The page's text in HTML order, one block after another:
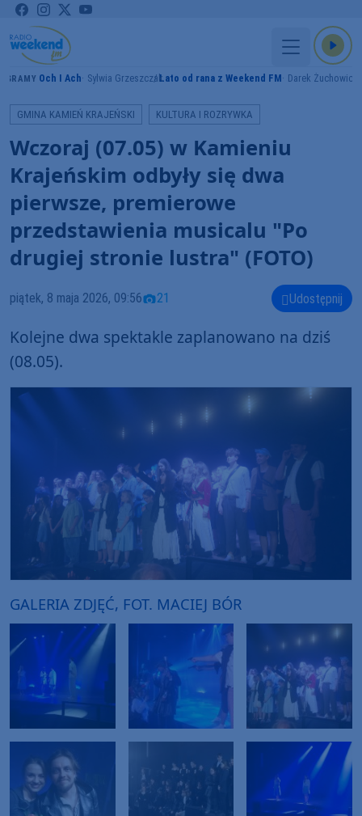
GRAMY Och I Ach Sylwia GrzeszczakLato od rana z Weekend FM Darek Żuchowicz
GMINA KAMIEŃ KRAJEŃSKI KULTURA I ROZRYWKA
Wczoraj (07.05) w Kamieniu
Krajeńskim odbyły się dwa
pierwsze, premierowe
przedstawienia musicalu "Po
drugiej stronie lustra" (FOTO)
piątek, 8 maja 2026, 09:56 21 Udostępnij
Kolejne dwa spektakle zaplanowano na dziś
(08.05).
GALERIA ZDJĘĆ, FOT. MACIEJ BÓR